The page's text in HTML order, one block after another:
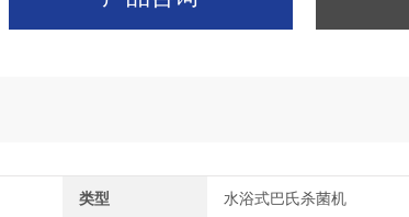
类型 水浴式巴氏杀菌机